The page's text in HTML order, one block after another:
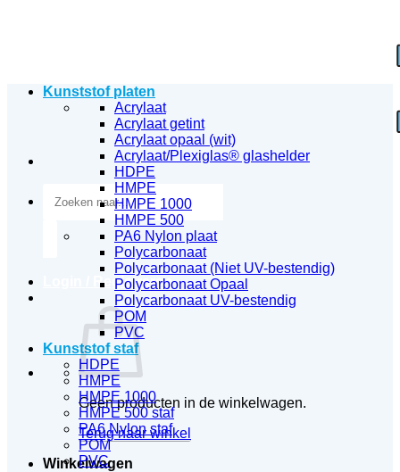
naar:
Login / Registreren
Geen producten in de winkelwagen.
Terug naar winkel
Winkelwagen
Kunststof platen
Acrylaat
Acrylaat getint
Acrylaat opaal (wit)
Acrylaat/Plexiglas® glashelder
HDPE
HMPE
HMPE 1000
HMPE 500
PA6 Nylon plaat
Polycarbonaat
Polycarbonaat (Niet UV-bestendig)
Polycarbonaat Opaal
Polycarbonaat UV-bestendig
POM
PVC
Kunststof staf
HDPE
HMPE
HMPE 1000
HMPE 500 staf
PA6 Nylon staf
POM
PVC